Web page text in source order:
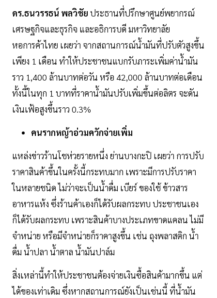
ดร.ธนวรรธน์ พลวิชัย ประธานที่ปรึกษาศูนย์พยากรณ์
เศรษฐกิจและธุรกิจ และอธิการบดี มหาวิทยาลัย
หอการค้าไทย เผยว่า จากสถานการณ์น้ำมันที่ปรับตัวสูงขึ้น
เพียง 1 เดือน ทำให้ประชาชนแบกรับภาระเพิ่มค่าน้ำมัน
ราว 1,400 ล้านบาทต่อวัน หรือ 42,000 ล้านบาทต่อเดือน
ทั้งนี้ในทุก 1 บาทที่ราคาน้ำมันปรับเพิ่มขึ้นต่อลิตร จะดัน
เงินเฟ้อสูงขึ้นราว 0.3%
คนรากหญ้าอ่วมควักจ่ายเพิ่ม
แหล่งข่าวร้านโชห่วยรายหนึ่ง ย่านบางกะปิ เผยว่า การปรับ
ราคาสินค้าขึ้นในครั้งนี้กระทบมาก เพราะมีการปรับราคา
ในหลายชนิด ไม่ว่าจะเป็นน้ำดื่ม เบียร์ ของใช้ ข้าวสาร
อาหารแห้ง ซึ่งร้านค้าเองก็ได้รับผลกระทบ ประชาชนเอง
ก็ได้รับผลกระทบ เพราะสินค้าบางประเภทขาดแคลน ไม่มี
จำหน่าย หรือมีจำหน่ายก็ราคาสูงขึ้น เช่น ถุงพลาสติก น้ำ
ดื่ม น้ำปลา น้ำตาล น้ำมันปาล์ม
สิ่งเหล่านี้ทำให้ประชาชนต้องจ่ายเงินซื้อสินค้ามากขึ้น แต่
ได้ของเท่าเดิม ซึ่งหากสถานการณ์ยังเป็นเช่นนี้ ที่น้ำมัน